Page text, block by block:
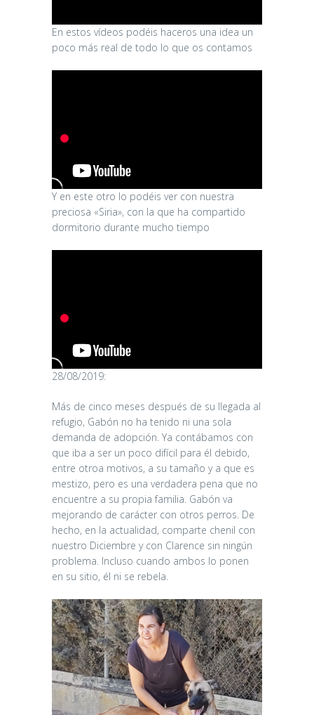
En estos vídeos podéis haceros una idea un
poco más real de todo lo que os contamos
Y en este otro lo podéis ver con nuestra
preciosa «Siria», con la que ha compartido
dormitorio durante mucho tiempo
28/08/2019:
Más de cinco meses después de su llegada al
refugio, Gabón no ha tenido ni una sola
demanda de adopción. Ya contábamos con
que iba a ser un poco difícil para él debido,
entre otroa motivos, a su tamaño y a que es
mestizo, pero es una verdadera pena que no
encuentre a su propia familia. Gabón va
mejorando de carácter con otros perros. De
hecho, en la actualidad, comparte chenil con
nuestro Diciembre y con Clarence sin ningún
problema. Incluso cuando ambos lo ponen
en su sitio, él ni se rebela.